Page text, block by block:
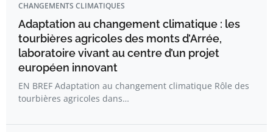
CHANGEMENTS CLIMATIQUES
Adaptation au changement climatique : les
tourbières agricoles des monts d’Arrée,
laboratoire vivant au centre d’un projet
européen innovant
EN BREF Adaptation au changement climatique Rôle des
tourbières agricoles dans…